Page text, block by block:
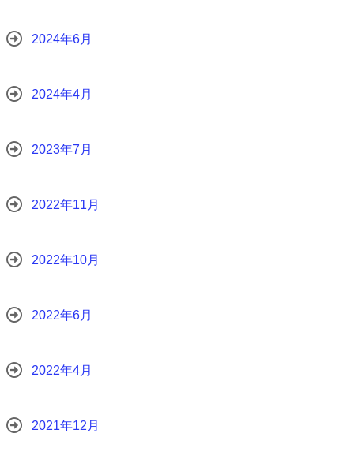
2024年6月
2024年4月
2023年7月
2022年11月
2022年10月
2022年6月
2022年4月
2021年12月